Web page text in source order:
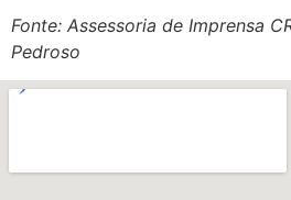
Fonte: Assessoria de Imprensa
Pedroso